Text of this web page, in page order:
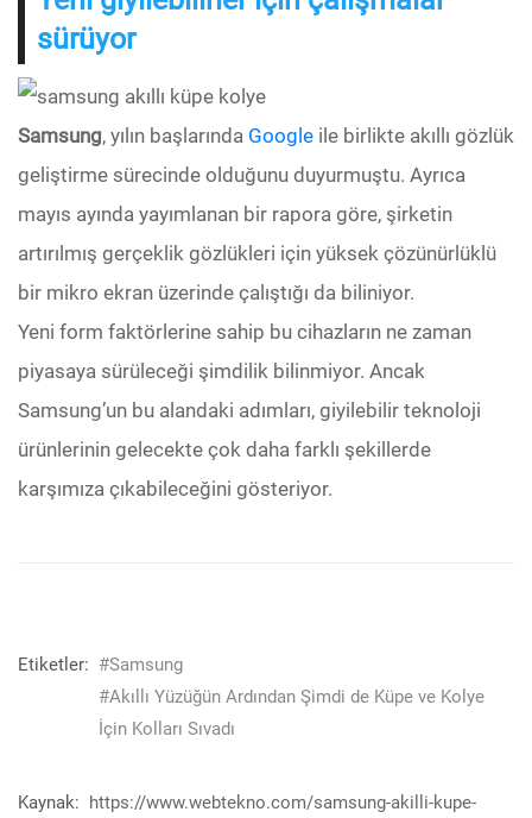
sürüyor
Samsung, yılın başlarında Google ile birlikte akıllı gözlük
geliştirme sürecinde olduğunu duyurmuştu. Ayrıca
mayıs ayında yayımlanan bir rapora göre, şirketin
artırılmış gerçeklik gözlükleri için yüksek çözünürlüklü
bir mikro ekran üzerinde çalıştığı da biliniyor.
Yeni form faktörlerine sahip bu cihazların ne zaman
piyasaya sürüleceği şimdilik bilinmiyor. Ancak
Samsung’un bu alandaki adımları, giyilebilir teknoloji
ürünlerinin gelecekte çok daha farklı şekillerde
karşımıza çıkabileceğini gösteriyor.
Etiketler: #Samsung
#Akıllı Yüzüğün Ardından Şimdi de Küpe ve Kolye
İçin Kolları Sıvadı
Kaynak: https://www.webtekno.com/samsung-akilli-kupe-